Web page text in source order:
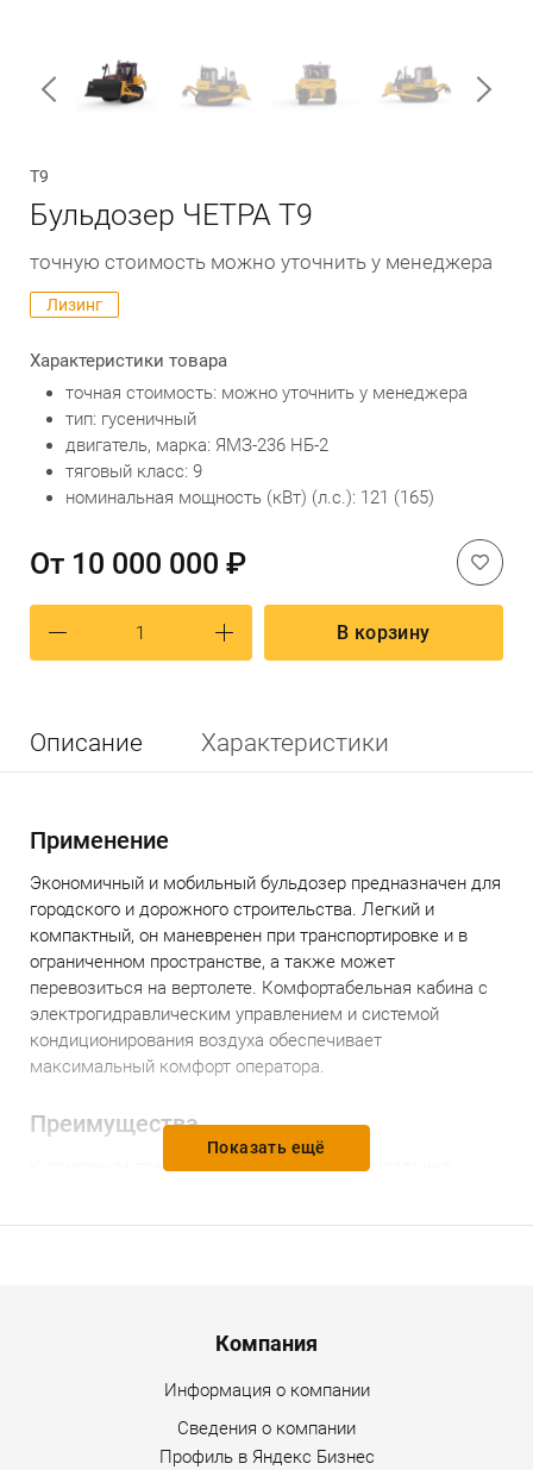
Т9
Бульдозер ЧЕТРА Т9
точную стоимость можно уточнить у менеджера
Лизинг
Характеристики товара
точная стоимость: можно уточнить у менеджера
тип: гусеничный
двигатель, марка: ЯМЗ-236 НБ-2
тяговый класс: 9
номинальная мощность (кВт) (л.с.): 121 (165)
От 10 000 000 ₽
В корзину
Описание Характеристики
Применение
Экономичный и мобильный бульдозер предназначен для
городского и дорожного строительства. Легкий и
компактный, он маневренен при транспортировке и в
ограниченном пространстве, а также может
перевозиться на вертолете. Комфортабельная кабина с
электрогидравлическим управлением и системой
кондиционирования воздуха обеспечивает
максимальный комфорт оператора.
Преимущества
К основным преимуществам этого трубоукладчика
максимальная гармонизация;
простота управления, джойстиковая система
работы, снижение утомляемости оператора);
Показать ещё
Компания
Информация о компании
Сведения о компании
Профиль в Яндекс Бизнес